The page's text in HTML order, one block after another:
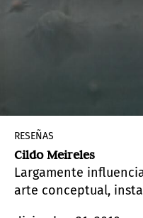
RESEÑAS
Cildo Meireles
Largamente
arte conceptual,